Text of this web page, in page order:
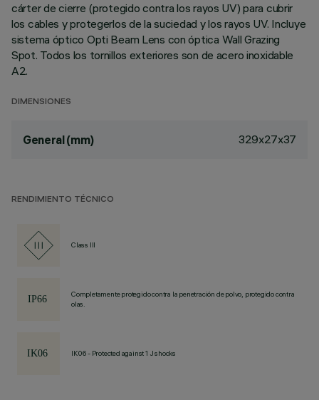
cárter de cierre (protegido contra los rayos UV) para cubrir
los cables y protegerlos de la suciedad y los rayos UV. Incluye
sistema óptico Opti Beam Lens con óptica Wall Grazing
Spot. Todos los tornillos exteriores son de acero inoxidable
A2.
DIMENSIONES
General (mm) 329x27x37
RENDIMIENTO TÉCNICO
Class III
Completamente protegido contra la penetración de polvo, protegido contra
olas.
IK06 - Protected against 1 J shocks